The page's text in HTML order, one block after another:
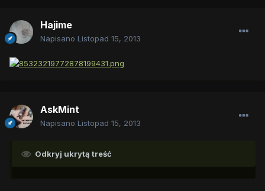
Hajime
Napisano Listopad 15, 2013
AskMint
Napisano Listopad 15, 2013
Odkryj ukrytą treść